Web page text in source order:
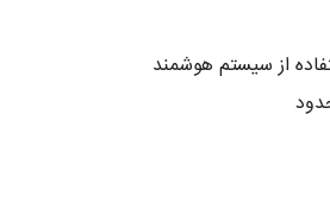
از سیستم هوشمند